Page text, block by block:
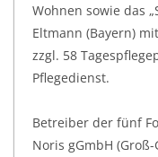
Wohnen sowie das
Eltmann (Bayern)
zzgl. 58
Pflegedienst.
Betreiber der fünf
Noris gGmbH